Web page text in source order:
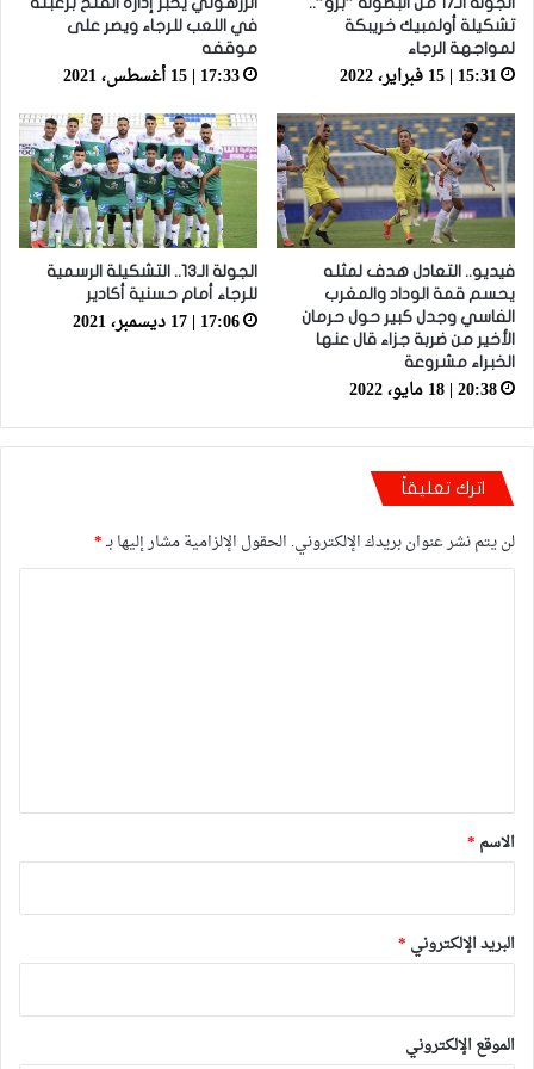
تشكيلة أولمبيك خريبكة
لمواجهة الرجاء
15:31 | 15 فبراير، 2022
في اللعب للرجاء ويصر على
موقفه
17:33 | 15 أغسطس، 2021
فيديو.. التعادل هدف لمثله
يحسم قمة الوداد والمغرب
الفاسي وجدل كبير حول حرمان
الأخير من ضربة جزاء قال عنها
الخبراء مشروعة
20:38 | 18 مايو، 2022
الجولة الـ13.. التشكيلة الرسمية
للرجاء أمام حسنية أكادير
17:06 | 17 ديسمبر، 2021
اترك تعليقاً
لن يتم نشر عنوان بريدك الإلكتروني. الحقول الإلزامية مشار إليها بـ*
*
الاسم *
البريد الإلكتروني *
الموقع الإلكتروني